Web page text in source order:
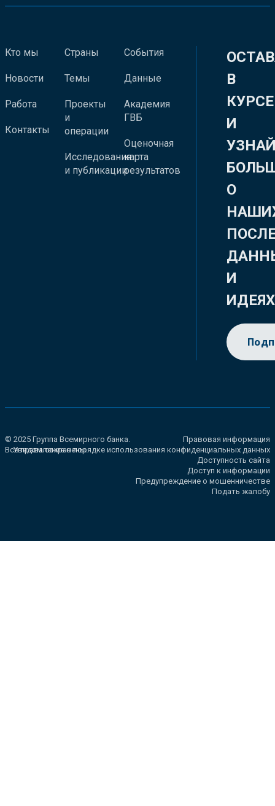
Кто мы
Новости
Работа
Контакты
Страны
Темы
Проекты
и
операции
Исследования
и публикации
События
Данные
Академия
ГВБ
Оценочная
карта
результатов
В
КУРСЕ
И
О
И
ИДЕЯХ
© 2025 Группа Всемирного банка.
Все права сохранены.
Правовая информация
Уведомление о порядке использования конфиденциальных данных
Доступность сайта
Доступ к информации
Предупреждение о мошенничестве
Подать жалобу